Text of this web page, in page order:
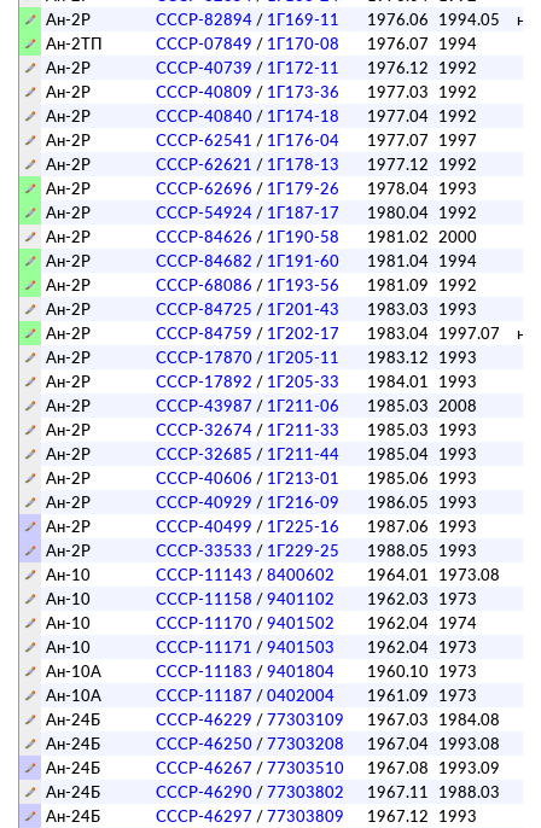
Ан-2Р
СССР-82894 / 1Г169-11 1976.06 1994.05
на
Ан-2ТП
СССР-07849 / 1Г170-08 1976.07 1994
Ан-2Р
СССР-40739 / 1Г172-11 1976.12 1992
Ан-2Р
СССР-40809 / 1Г173-36 1977.03 1992
Ан-2Р
СССР-40840 / 1Г174-18 1977.04 1992
Ан-2Р
СССР-62541 / 1Г176-04 1977.07 1997
Ан-2Р
СССР-62621 / 1Г178-13 1977.12 1992
Ан-2Р
СССР-62696 / 1Г179-26 1978.04 1993
Ан-2Р
СССР-54924 / 1Г187-17 1980.04 1992
Ан-2Р
СССР-84626 / 1Г190-58 1981.02 2000
Ан-2Р
СССР-84682 / 1Г191-60 1981.04 1994
Ан-2Р
СССР-68086 / 1Г193-56 1981.09 1992
Ан-2Р
СССР-84725 / 1Г201-43 1983.03 1993
Ан-2Р
СССР-84759 / 1Г202-17 1983.04 1997.07
на
Ан-2Р
СССР-17870 / 1Г205-11 1983.12 1993
Ан-2Р
СССР-17892 / 1Г205-33 1984.01 1993
Ан-2Р
СССР-43987 / 1Г211-06 1985.03 2008
Ан-2Р
СССР-32674 / 1Г211-33 1985.03 1993
Ан-2Р
СССР-32685 / 1Г211-44 1985.04 1993
Ан-2Р
СССР-40606 / 1Г213-01 1985.06 1993
Ан-2Р
СССР-40929 / 1Г216-09 1986.05 1993
Ан-2Р
СССР-40499 / 1Г225-16 1987.06 1993
Ан-2Р
СССР-33533 / 1Г229-25 1988.05 1993
Ан-10
СССР-11143 /8400602 1964.01 1973.08
Ан-10
СССР-11158 /9401102 1962.03 1973
Ан-10
СССР-11170 /9401502 1962.04 1974
Ан-10
СССР-11171 /9401503 1962.04 1973
Ан-10А
СССР-11183 /9401804 1960.10 1973
Ан-10А
СССР-11187 /0402004 1961.09 1973
Ан-24Б
СССР-46229 /77303109 1967.03 1984.08
Ан-24Б
СССР-46250 /77303208 1967.04 1993.08
Ан-24Б
СССР-46267 /77303510 1967.08 1993.09
Ан-24Б
СССР-46290 /77303802 1967.11 1988.03
Ан-24Б
СССР-46297 /77303809 1967.12 1993